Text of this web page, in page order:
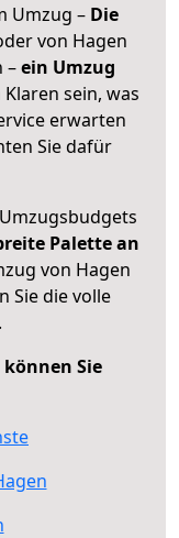
Umzug – Die
von Hagen
–ein Umzug
sein, was
erwarten
Sie dafür
Palette an
von Hagen
Sie die volle
Sie